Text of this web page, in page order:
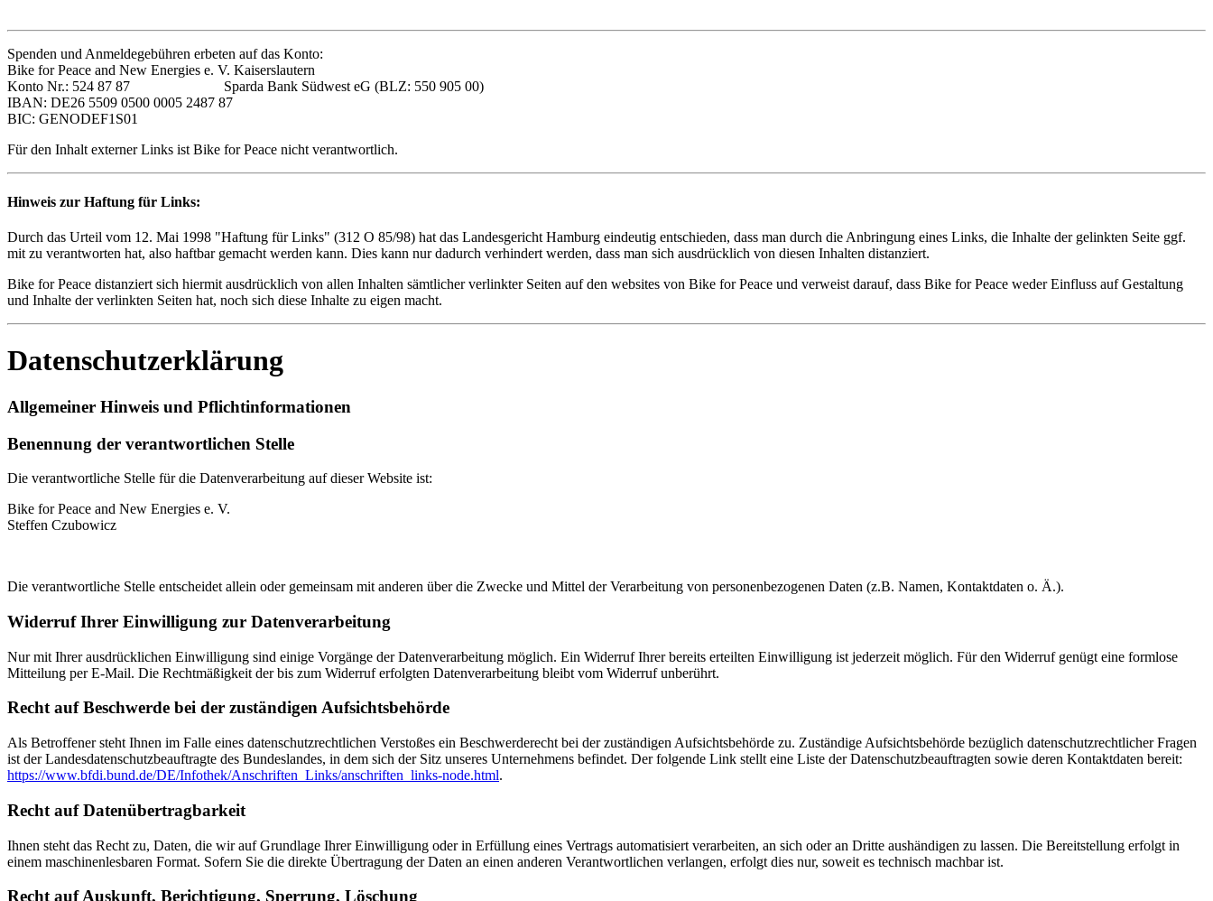
Spenden und Anmeldegebühren erbeten auf das Konto:
Bike for Peace and New Energies e. V. Kaiserslautern
Konto Nr.: 524 87 87 Sparda Bank Südwest eG (BLZ: 550 905 00)
IBAN: DE26 5509 0500 0005 2487 87
BIC: GENODEF1S01
Für den Inhalt externer Links ist Bike for Peace nicht verantwortlich.
Hinweis zur Haftung für Links:
Durch das Urteil vom 12. Mai 1998 "Haftung für Links" (312 O 85/98) hat das Landesgericht Hamburg eindeutig entschieden, dass man durch die Anbringung eines Links, die Inhalte der gelinkten Seite ggf.
mit zu verantworten hat, also haftbar gemacht werden kann. Dies kann nur dadurch verhindert werden, dass man sich ausdrücklich von diesen Inhalten distanziert.
Bike for Peace distanziert sich hiermit ausdrücklich von allen Inhalten sämtlicher verlinkter Seiten auf den websites von Bike for Peace und verweist darauf, dass Bike for Peace weder Einfluss auf Gestaltung
und Inhalte der verlinkten Seiten hat, noch sich diese Inhalte zu eigen macht.
Datenschutzerklärung
Allgemeiner Hinweis und Pflichtinformationen
Benennung der verantwortlichen Stelle
Die verantwortliche Stelle für die Datenverarbeitung auf dieser Website ist:
Bike for Peace and New Energies e. V.
Steffen Czubowicz
Die verantwortliche Stelle entscheidet allein oder gemeinsam mit anderen über die Zwecke und Mittel der Verarbeitung von personenbezogenen Daten (z.B. Namen, Kontaktdaten o. Ä.).
Widerruf Ihrer Einwilligung zur Datenverarbeitung
Nur mit Ihrer ausdrücklichen Einwilligung sind einige Vorgänge der Datenverarbeitung möglich. Ein Widerruf Ihrer bereits erteilten Einwilligung ist jederzeit möglich. Für den Widerruf genügt eine formlose
Mitteilung per E-Mail. Die Rechtmäßigkeit der bis zum Widerruf erfolgten Datenverarbeitung bleibt vom Widerruf unberührt.
Recht auf Beschwerde bei der zuständigen Aufsichtsbehörde
Als Betroffener steht Ihnen im Falle eines datenschutzrechtlichen Verstoßes ein Beschwerderecht bei der zuständigen Aufsichtsbehörde zu. Zuständige Aufsichtsbehörde bezüglich datenschutzrechtlicher Fragen
ist der Landesdatenschutzbeauftragte des Bundeslandes, in dem sich der Sitz unseres Unternehmens befindet. Der folgende Link stellt eine Liste der Datenschutzbeauftragten sowie deren Kontaktdaten bereit:
https://www.bfdi.bund.de/DE/Infothek/Anschriften_Links/anschriften_links-node.html.
Recht auf Datenübertragbarkeit
Ihnen steht das Recht zu, Daten, die wir auf Grundlage Ihrer Einwilligung oder in Erfüllung eines Vertrags automatisiert verarbeiten, an sich oder an Dritte aushändigen zu lassen. Die Bereitstellung erfolgt in
einem maschinenlesbaren Format. Sofern Sie die direkte Übertragung der Daten an einen anderen Verantwortlichen verlangen, erfolgt dies nur, soweit es technisch machbar ist.
Recht auf Auskunft, Berichtigung, Sperrung, Löschung